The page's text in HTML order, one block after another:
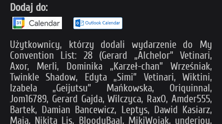
Dodaj do:
Użytkownicy, którzy dodali wydarzenie do My
Convention List: 28 (Gerard „Alchelor” Vetinari,
Axor, Merli, Dominika „Karzeł-chan” Wrześniak,
Twinkle Shadow, Edyta „Simi” Vetinari, Wiktini,
Izabela „Geijutsu” Mańkowska, Oriquinnal,
Jom16789, Gerard Gajda, Wilczyca, RaxO, Amder555,
Bartek, Damian Bancewicz, Leptys, Dawid Kasiarz,
Maja, Nikita Lis, BloodyBaal, MikiWojak, underjoy,